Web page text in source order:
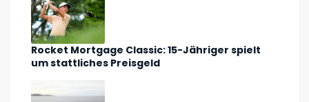
Rocket Mortgage Classic: 15-Jähriger spielt
um stattliches Preisgeld